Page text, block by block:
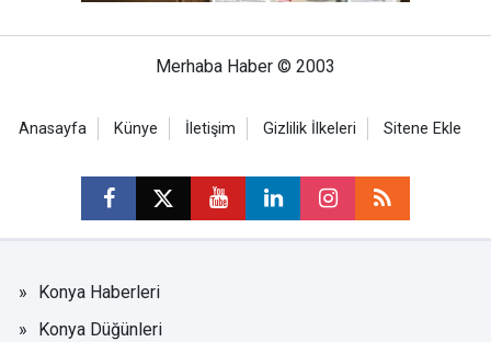
Merhaba Haber © 2003
Anasayfa Künye İletişim Gizlilik İlkeleri Sitene Ekle
Konya Haberleri
Konya Düğünleri